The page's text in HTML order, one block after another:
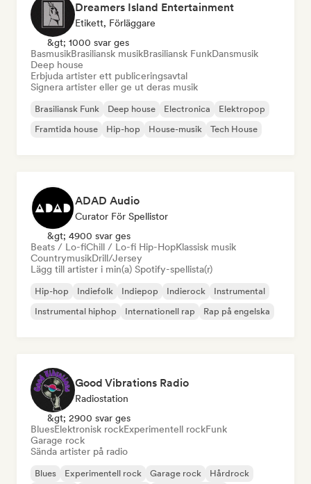
Dreamers Island Entertainment
Etikett, Förläggare
&gt; 1000 svar ges
BasmusikBrasiliansk musikBrasiliansk FunkDansmusik
Deep house
Erbjuda artister ett publiceringsavtal
Signera artister eller ge ut deras musik
Brasiliansk Funk Deep house Electronica
Elektropop
Framtida house
Hip-hop House-musik Tech House
ADAD Audio
Curator För Spellistor
&gt; 4900 svar ges
Beats / Lo-fiChill / Lo-fi Hip-HopKlassisk musik
CountrymusikDrill/Jersey
Lägg till artister i min(a) Spotify-spellista(r)
Hip-hop Indiefolk Indiepop Indierock
Instrumental
Instrumental hiphop
Internationell rap Rap på engelska
Good Vibrations Radio
Radiostation
&gt; 2900 svar ges
BluesElektronisk rockExperimentell rockFunk
Garage rock
Sända artister på radio
Blues Experimentell rock Garage rock
Hårdrock